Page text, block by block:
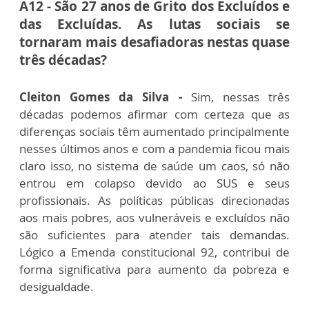
A12 - São 27 anos de Grito dos Excluídos e
das Excluídas. As lutas sociais se
tornaram mais desafiadoras nestas quase
três décadas?
Cleiton Gomes da Silva -Sim, nessas três
décadas podemos afirmar com certeza que as
diferenças sociais têm aumentado principalmente
nesses últimos anos e com a pandemia ficou mais
claro isso, no sistema de saúde um caos, só não
entrou em colapso devido ao SUS e seus
profissionais. As políticas públicas direcionadas
aos mais pobres, aos vulneráveis e excluídos não
são suficientes para atender tais demandas.
Lógico a Emenda constitucional 92, contribui de
forma significativa para aumento da pobreza e
desigualdade.